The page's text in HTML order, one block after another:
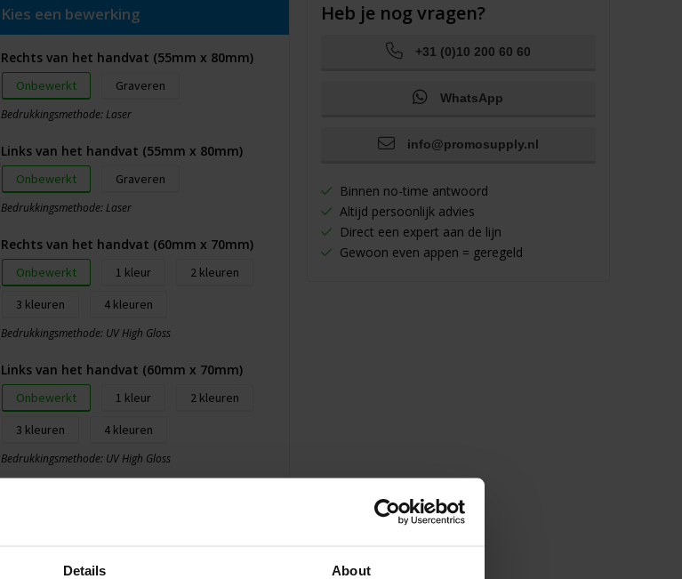
Details About
Kies een bewerking
Rechts van het handvat (55mm x 80mm)
Onbewerkt Graveren
Bedrukkingsmethode: Laser
Links van het handvat (55mm x 80mm)
Onbewerkt Graveren
Bedrukkingsmethode: Laser
Rechts van het handvat (60mm x 70mm)
Onbewerkt 1
2
3
4
Bedrukkingsmethode: UV High Gloss
Links van het handvat (60mm x 70mm)
Onbewerkt 1
2
3
4
Bedrukkingsmethode: UV High Gloss
Heb je nog vragen?
+31 (0)10 200 60 60
WhatsApp
info@promosupply.nl
Binnen no-time antwoord
Altijd persoonlijk advies
Direct een expert aan de lijn
Gewoon even appen = geregeld